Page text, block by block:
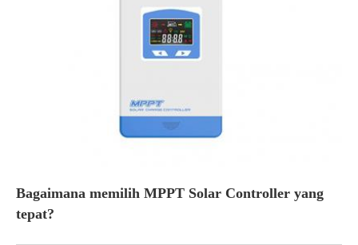
Bagaimana memilih MPPT Solar Controller yang
tepat?